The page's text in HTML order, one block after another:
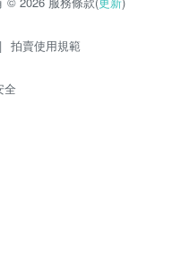
| 拍賣使用規範
全